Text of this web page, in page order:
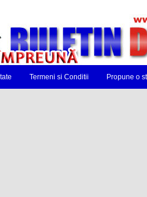
Termeni si Conditii Propune o